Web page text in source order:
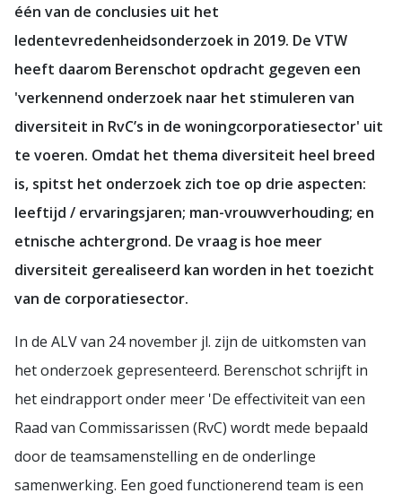
één van de conclusies uit het
ledentevredenheidsonderzoek in 2019. De VTW
heeft daarom Berenschot opdracht gegeven een
'verkennend onderzoek naar het stimuleren van
diversiteit in RvC’s in de woningcorporatiesector' uit
te voeren. Omdat het thema diversiteit heel breed
is, spitst het onderzoek zich toe op drie aspecten:
leeftijd / ervaringsjaren; man-vrouwverhouding; en
etnische achtergrond. De vraag is hoe meer
diversiteit gerealiseerd kan worden in het toezicht
van de corporatiesector.
In de ALV van 24 november jl. zijn de uitkomsten van
het onderzoek gepresenteerd. Berenschot schrijft in
het eindrapport onder meer 'De effectiviteit van een
Raad van Commissarissen (RvC) wordt mede bepaald
door de teamsamenstelling en de onderlinge
samenwerking. Een goed functionerend team is een